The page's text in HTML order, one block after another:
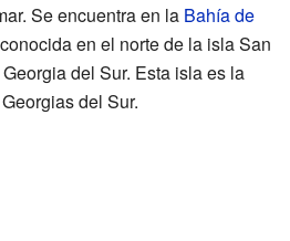
Se encuentra en la Bahía de
en el norte de la isla San
del Sur. Esta isla es la
del Sur.